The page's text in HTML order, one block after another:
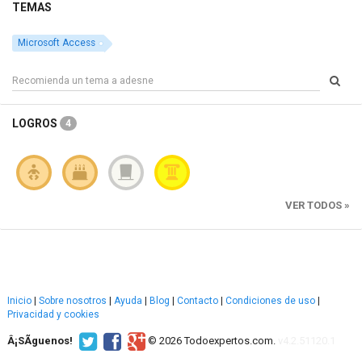
TEMAS
Microsoft Access
LOGROS 4
VER TODOS »
Inicio Sobre nosotros Ayuda Blog Contacto Condiciones de uso
Privacidad y cookies
Â¡SÃ­guenos! © 2026 Todoexpertos.com.